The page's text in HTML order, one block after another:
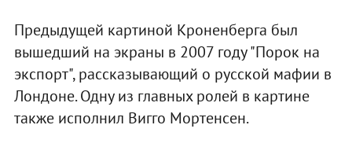
Предыдущей картиной Кроненберга был
вышедший на экраны в 2007 году "Порок на
экспорт", рассказывающий о русской мафии в
Лондоне. Одну из главных ролей в картине
также исполнил Вигго Мортенсен.